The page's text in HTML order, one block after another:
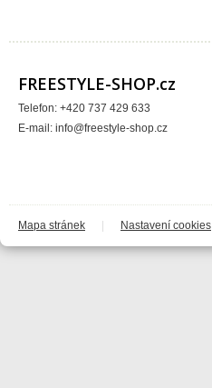
Circa
Crankbrothers
Crossjet
Crosskrank
DirtRacing
DT1 racing
FREESTYLE-SHOP.cz
Telefon: +420 737 429 633
E-mail: info@freestyle-shop.cz
Mapa stránek Nastavení cookies